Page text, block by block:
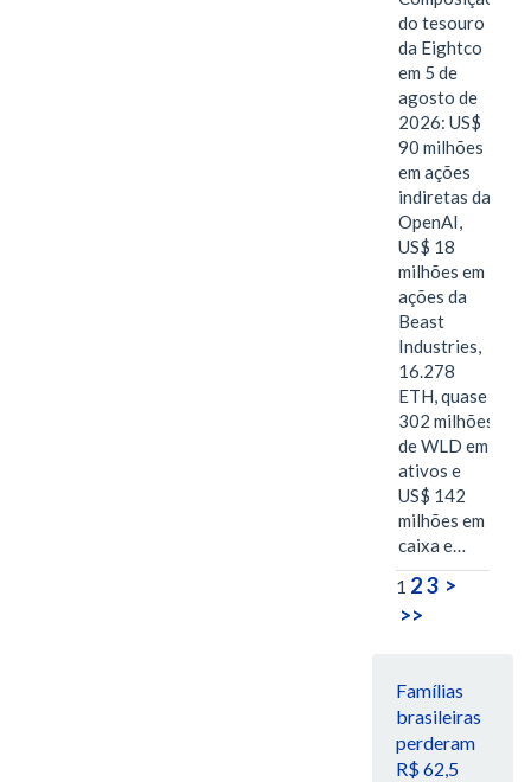
do tesouro
da Eightco
em 5 de
agosto de
2026: US$
90 milhões
em ações
indiretas da
OpenAI,
US$ 18
milhões em
ações da
Beast
Industries,
16.278
ETH, quase
302 milhões
de WLD em
ativos e
US$ 142
milhões em
caixa e…
1 23 >
>>
Famílias
brasileiras
perderam
R$ 62,5